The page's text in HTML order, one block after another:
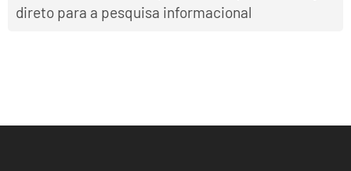
direto para a pesquisa informacional